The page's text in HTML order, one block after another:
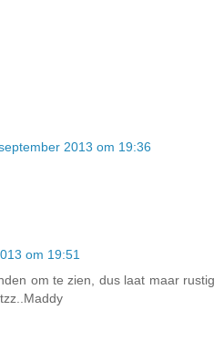
2013 om 19:36
om 19:51
om te zien, dus laat maar rustig